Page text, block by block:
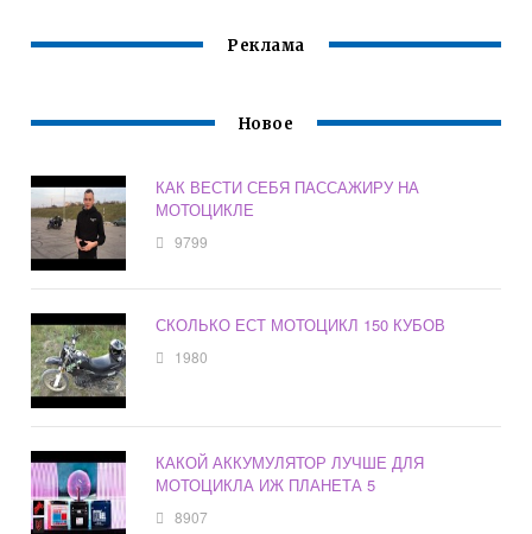
Реклама
Новое
КАК ВЕСТИ СЕБЯ ПАССАЖИРУ НА
МОТОЦИКЛЕ
9799
СКОЛЬКО ЕСТ МОТОЦИКЛ 150 КУБОВ
1980
КАКОЙ АККУМУЛЯТОР ЛУЧШЕ ДЛЯ
МОТОЦИКЛА ИЖ ПЛАНЕТА 5
8907